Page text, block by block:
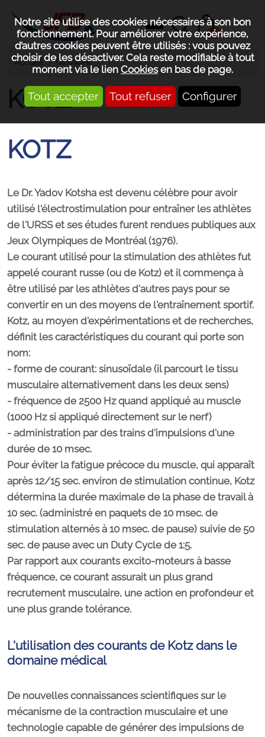
Notre site utilise des cookies nécessaires à son bon
fonctionnement. Pour améliorer votre expérience,
d’autres cookies peuvent être utilisés : vous pouvez
choisir de les désactiver. Cela reste modifiable à tout
moment via le lien Cookiesen bas de page.
Tout accepter Tout refuser Configurer
0
Accueil Glossaire
KOTZ
KOTZ
Le Dr. Yadov Kotsha est devenu célèbre pour avoir
utilisé l'électrostimulation pour entraîner les athlètes
de l'URSS et ses études furent rendues publiques aux
Jeux Olympiques de Montréal (1976).
Le courant utilisé pour la stimulation des athlètes fut
appelé courant russe (ou de Kotz) et il commença à
être utilisé par les athlètes d'autres pays pour se
convertir en un des moyens de l'entraînement sportif.
Kotz, au moyen d'expérimentations et de recherches,
définit les caractéristiques du courant qui porte son
nom:
- forme de courant: sinusoïdale (il parcourt le tissu
musculaire alternativement dans les deux sens)
- fréquence de 2500 Hz quand appliqué au muscle
(1000 Hz si appliqué directement sur le nerf)
- administration par des trains d'impulsions d'une
durée de 10 msec.
Pour éviter la fatigue précoce du muscle, qui apparaît
après 12/15 sec. environ de stimulation continue, Kotz
détermina la durée maximale de la phase de travail à
10 sec. (administré en paquets de 10 msec. de
stimulation alternés à 10 msec. de pause) suivie de 50
sec. de pause avec un Duty Cycle de 1:5.
Par rapport aux courants excito-moteurs à basse
fréquence, ce courant assurait un plus grand
recrutement musculaire, une action en profondeur et
une plus grande tolérance.
L'utilisation des courants de Kotz dans le
domaine médical
De nouvelles connaissances scientifiques sur le
mécanisme de la contraction musculaire et une
technologie capable de générer des impulsions de